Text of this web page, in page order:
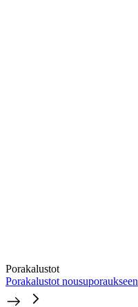
Porakalustot
Porakalustot nousuporaukseen